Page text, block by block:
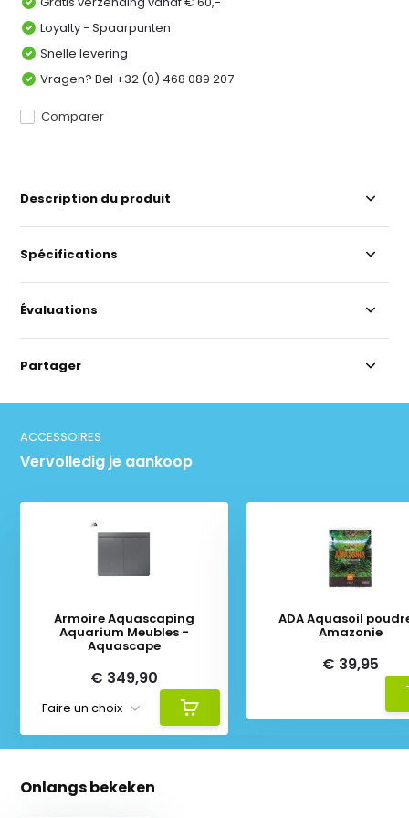
Loyalty - Spaarpunten
Snelle levering
Vragen? Bel +32 (0) 468 089 207
Comparer
Description du produit
Spécifications
Évaluations
Partager
ACCESSOIRES
Vervolledig je aankoop
Armoire Aquascaping
Aquarium Meubles -
Aquascape
€ 349,90
ADA Aquasoil
Amazonie
€ 39,95
Onlangs bekeken